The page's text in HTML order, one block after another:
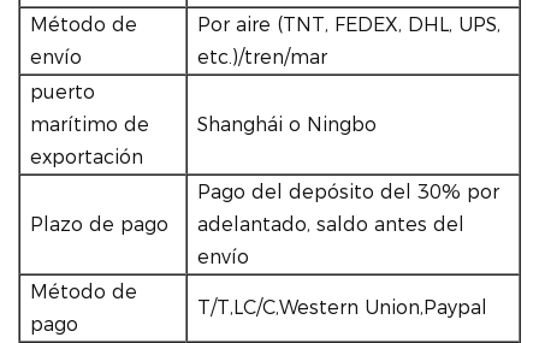
Método de
envío
Por aire (TNT, FEDEX, DHL, UPS,
etc.)/tren/mar
puerto
marítimo de
exportación
Shanghái o Ningbo
Plazo de pago
Pago del depósito del 30% por
adelantado, saldo antes del
envío
Método de
pago
T/T,LC/C,Western Union,Paypal